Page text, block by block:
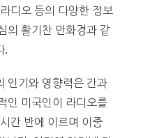
디오 등의 다양한 정보
의 활기찬 만화경과 같
.
인기와 영향력은 간과
인 미국인이 라디오를
간 반에 이르며 이중